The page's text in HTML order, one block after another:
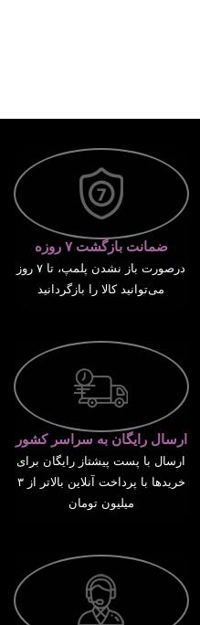
ضمانت بازگشت ۷ روزه
درصورت باز نشدن پلمپ، تا ۷ روز
می‌توانید کالا را بازگردانید
ارسال رایگان به سراسر کشور
ارسال با پست پیشتاز رایگان برای
خریدها با پرداخت آنلاین بالاتر از ۳
میلیون تومان